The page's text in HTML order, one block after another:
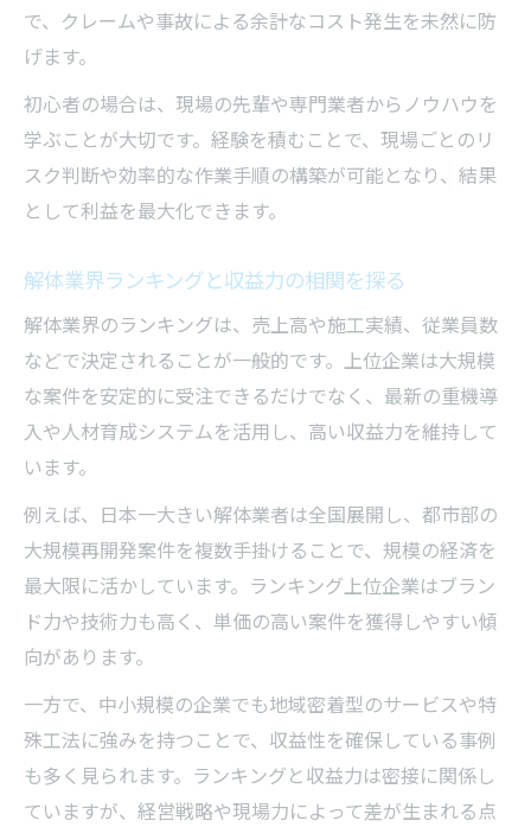
で、クレームや事故による余計なコスト発生を未然に防
げます。
初心者の場合は、現場の先輩や専門業者からノウハウを
学ぶことが大切です。経験を積むことで、現場ごとのリ
スク判断や効率的な作業手順の構築が可能となり、結果
として利益を最大化できます。
解体業界ランキングと収益力の相関を探る
解体業界のランキングは、売上高や施工実績、従業員数
などで決定されることが一般的です。上位企業は大規模
な案件を安定的に受注できるだけでなく、最新の重機導
入や人材育成システムを活用し、高い収益力を維持して
います。
例えば、日本一大きい解体業者は全国展開し、都市部の
大規模再開発案件を複数手掛けることで、規模の経済を
最大限に活かしています。ランキング上位企業はブラン
ド力や技術力も高く、単価の高い案件を獲得しやすい傾
向があります。
一方で、中小規模の企業でも地域密着型のサービスや特
殊工法に強みを持つことで、収益性を確保している事例
も多く見られます。ランキングと収益力は密接に関係し
ていますが、経営戦略や現場力によって差が生まれる点